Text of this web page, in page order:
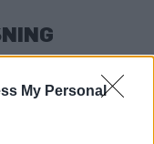
My Personal